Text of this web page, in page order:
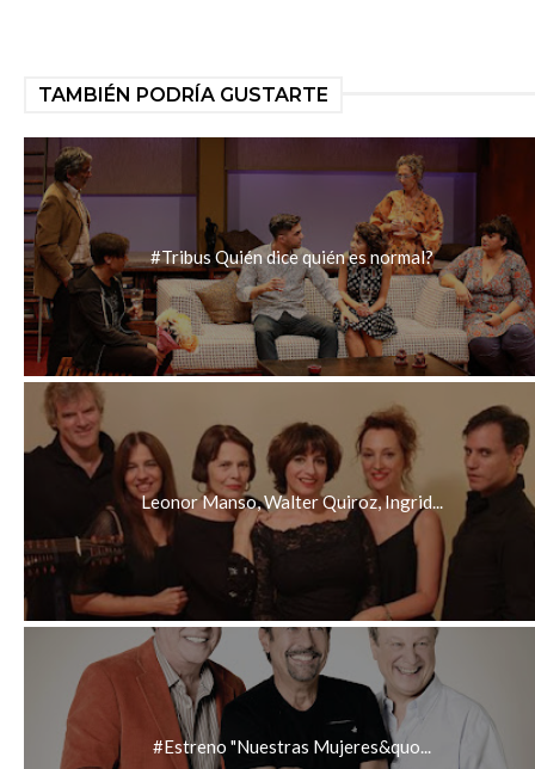
TAMBIÉN PODRÍA GUSTARTE
#Tribus Quién dice quién es normal?
Leonor Manso, Walter Quiroz, Ingrid...
#Estreno "Nuestras Mujeres&quo...